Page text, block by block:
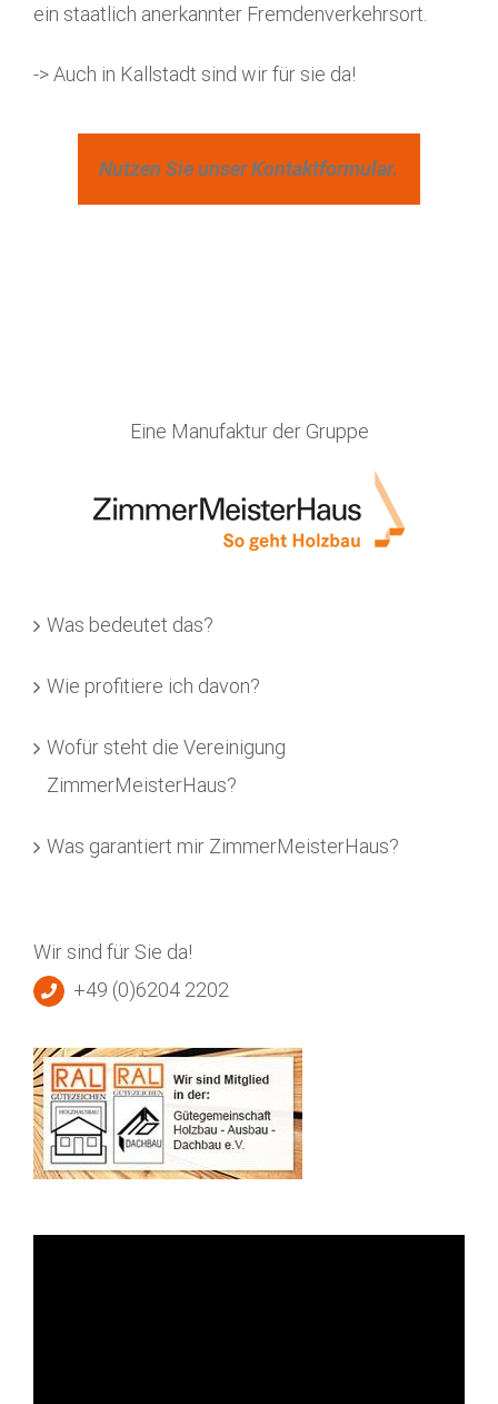
ein staatlich anerkannter Fremdenverkehrsort.
-> Auch in Kallstadt sind wir für sie da!
Nutzen Sie unser Kontaktformular.
Eine Manufaktur der Gruppe
Was bedeutet das?
Wie profitiere ich davon?
Wofür steht die Vereinigung
ZimmerMeisterHaus?
Was garantiert mir ZimmerMeisterHaus?
Wir sind für Sie da!
+49 (0)6204 2202